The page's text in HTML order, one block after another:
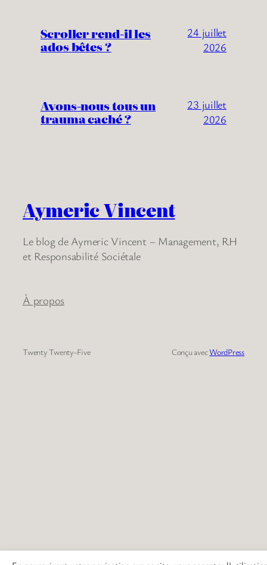
Scroller rend-il les
ados bêtes ?
24 juillet
2026
Avons-nous tous un
trauma caché ?
23 juillet
2026
Aymeric Vincent
Le blog de Aymeric Vincent – Management, RH
et Responsabilité Sociétale
À propos
Twenty Twenty-Five Conçu avecWordPress